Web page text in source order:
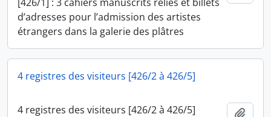
d’adresses pour l’admission des artistes
étrangers dans la galerie des plâtres
4 registres des visiteurs [426/2 à 426/5]
4 registres des visiteurs [426/2 à 426/5]